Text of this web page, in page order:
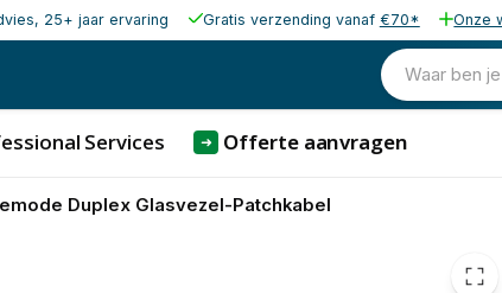
25+ jaar ervaring Gratis verzending vanaf €70* Onze
Waar ben
Services ➜ Offerte aanvragen
Duplex Glasvezel-Patchkabel
€ 9,68